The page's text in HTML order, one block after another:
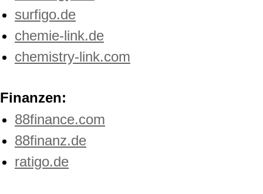
surfigo.de
chemie-link.de
chemistry-link.com
Finanzen:
88finance.com
88finanz.de
ratigo.de